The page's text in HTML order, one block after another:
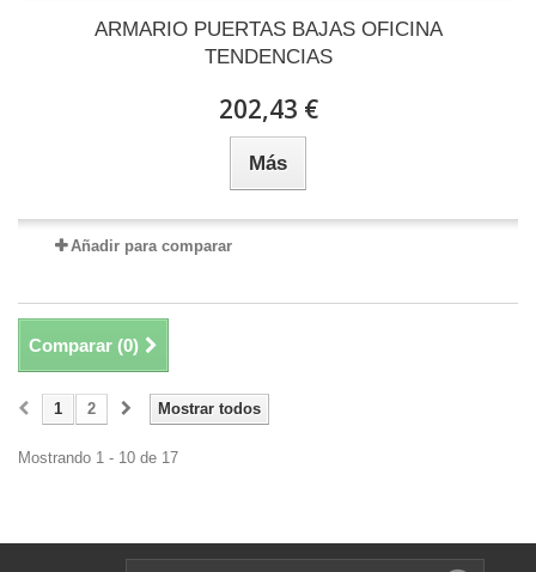
ARMARIO PUERTAS BAJAS OFICINA
TENDENCIAS
202,43 €
Más
Añadir para comparar
Comparar (0)
Mostrar todos
1 2
Mostrando 1 - 10 de 17